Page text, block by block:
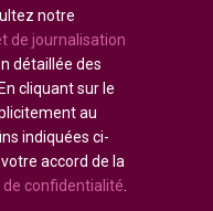
notre
de journalisation
détaillée des
cliquant sur le
au
indiquées ci-
accord de la
de confidentialité